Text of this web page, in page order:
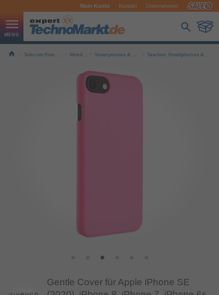
Mein Konto Kontakt Unternehmen
Mobilfunk
Gentle Cover für Apple iPhone SE